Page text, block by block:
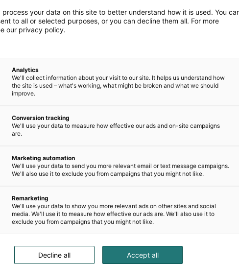
Lue lisää
Hotellin Open Lobby -loungetila yhdistää
aulatilat ja ravintolat hotellivieraiden yhteiseksi
tai
process your data on this site to better understand how it is used. You
to all or selected purposes, or you can decline them all. For more
our privacy policy.
Analytics
We'll collect information about your visit to our site. It helps us understand how
the site is used – what's working, what might be broken and what we should
improve.
Conversion tracking
We'll use your data to measure how effective our ads and on-site campaigns
are.
Marketing automation
We'll use your data to send you more relevant email or text message campaigns.
We'll also use it to exclude you from campaigns that you might not like.
Remarketing
We'll use your data to show you more relevant ads on other sites and social
media. We'll use it to measure how effective our ads are. We'll also use it to
exclude you from campaigns that you might not like.
Accept all
Decline all